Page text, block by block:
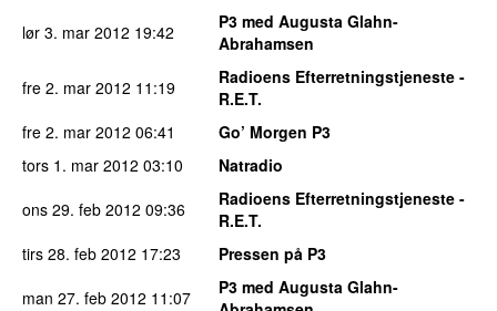
lør 3. mar 2012 19:42
P3 med Augusta Glahn-
Abrahamsen
fre 2. mar 2012 11:19
Radioens Efterretningstjeneste -
R.E.T.
fre 2. mar 2012 06:41
Go’ Morgen P3
tors 1. mar 2012 03:10
Natradio
ons 29. feb 2012 09:36
Radioens Efterretningstjeneste -
R.E.T.
tirs 28. feb 2012 17:23
Pressen på P3
man 27. feb 2012 11:07
P3 med Augusta Glahn-